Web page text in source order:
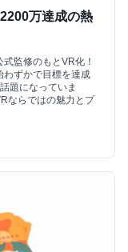
万達成の熱
監修のもとVR化！
わずかで目標を達成
題になっていま
ならではの魅力とプ